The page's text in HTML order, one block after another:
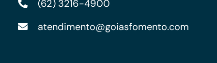
(62) 3216-4900
atendimento@goiasfomento.com